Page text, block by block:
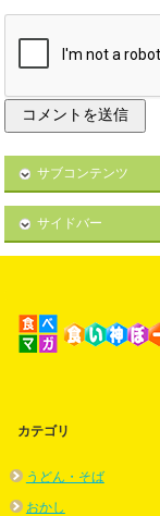
サブコンテンツ
サイドバー
カテゴリ
うどん・そば
おかし